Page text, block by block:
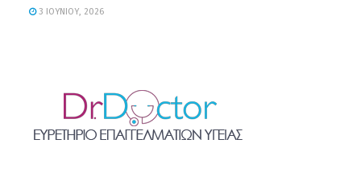
3 ΙΟΥΝΊΟΥ, 2026